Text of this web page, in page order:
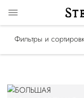
Фильтры и